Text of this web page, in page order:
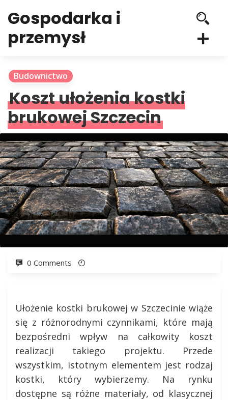
Gospodarka i
przemysł
Budownictwo
Koszt ułożenia kostki
brukowej Szczecin
0 Comments
Ułożenie kostki brukowej w Szczecinie wiąże
się z różnorodnymi czynnikami, które mają
bezpośredni wpływ na całkowity koszt
realizacji takiego projektu. Przede
wszystkim, istotnym elementem jest rodzaj
kostki, który wybierzemy. Na rynku
dostępne są różne materiały, od klasycznej